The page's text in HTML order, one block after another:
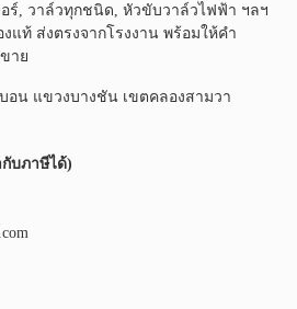
ร์, วาล์วทุกชนิด, หัวขับวาล์วไฟฟ้า ฯลฯ
แท้ ส่งตรงจากโรงงาน พร้อมให้คำ
าย
อน แขวงบางชัน เขตคลองสามวา
บภาษีได้)